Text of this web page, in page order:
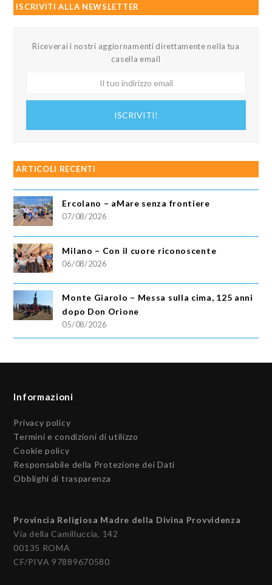
ISCRIVITI ALLA NEWSLETTER
Riceverai i nostri aggiornamenti direttamente nella tua
casella email
ISCRIVITI!
ARTICOLI RECENTI
Ercolano – aMare senza frontiere
07/08/2026
Milano – Con il cuore riconoscente
06/08/2026
Monte Giarolo – Messa sulla cima, 125 anni
dopo Don Orione
05/08/2026
Informazioni
Privacy policy
Termini e condizioni di utilizzo
Cookie policy
Responsabile della Protezione dei Dati
Obblighi di trasparenza
Provincia Religiosa Madre della Divina Provvidenza
Via della Camilluccia, 142
00135 ROMA
CF/PIVA 97889670580